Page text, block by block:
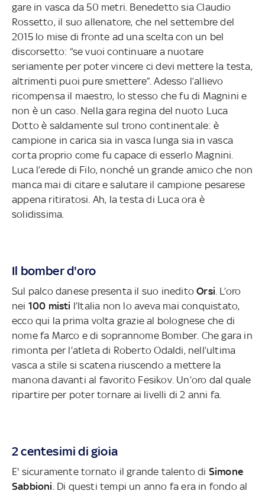
gare in vasca da 50 metri. Benedetto sia Claudio
Rossetto, il suo allenatore, che nel settembre del
2015 lo mise di fronte ad una scelta con un bel
discorsetto: “se vuoi continuare a nuotare
seriamente per poter vincere ci devi mettere la testa,
altrimenti puoi pure smettere”. Adesso l’allievo
ricompensa il maestro, lo stesso che fu di Magnini e
non è un caso. Nella gara regina del nuoto Luca
Dotto è saldamente sul trono continentale: è
campione in carica sia in vasca lunga sia in vasca
corta proprio come fu capace di esserlo Magnini.
Luca l’erede di Filo, nonché un grande amico che non
manca mai di citare e salutare il campione pesarese
appena ritiratosi. Ah, la testa di Luca ora è
solidissima.
Il bomber d'oro
Sul palco danese presenta il suo ineditoOrsi . L’oro
nei 100 misti l’Italia non lo aveva mai conquistato,
ecco qui la prima volta grazie al bolognese che di
nome fa Marco e di soprannome Bomber. Che gara in
rimonta per l’atleta di Roberto Odaldi, nell’ultima
vasca a stile si scatena riuscendo a mettere la
manona davanti al favorito Fesikov. Un’oro dal quale
ripartire per poter tornare ai livelli di 2 anni fa.
2 centesimi di gioia
E' sicuramente tornato il grande talento di Simone
Sabbioni . Di questi tempi un anno fa era in fondo al